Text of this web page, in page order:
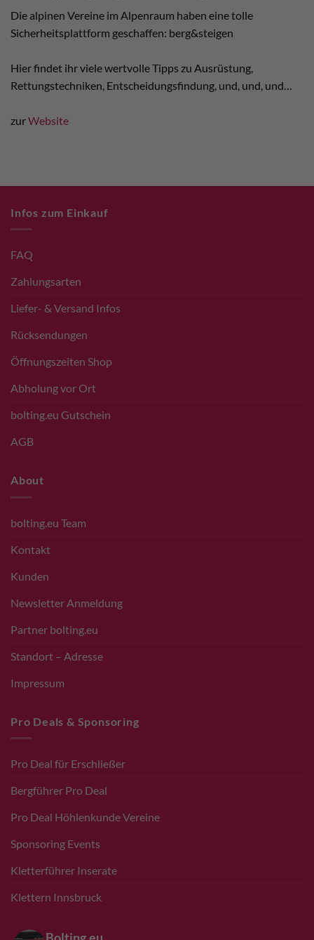
Die alpinen Vereine im Alpenraum haben eine tolle
Sicherheitsplattform geschaffen: berg&steigen
Hier findet ihr viele wertvolle Tipps zu Ausrüstung,
Rettungstechniken, Entscheidungsfindung, und, und, und…
zurWebsite
Infos zum Einkauf
FAQ
Zahlungsarten
Liefer- & Versand Infos
Rücksendungen
Öffnungszeiten Shop
Abholung vor Ort
bolting.eu Gutschein
AGB
About
bolting.eu Team
Kontakt
Kunden
Newsletter Anmeldung
Partner bolting.eu
Standort – Adresse
Impressum
Pro Deals & Sponsoring
Pro Deal für Erschließer
Bergführer Pro Deal
Pro Deal Höhlenkunde Vereine
Sponsoring Events
Kletterführer Inserate
Klettern Innsbruck